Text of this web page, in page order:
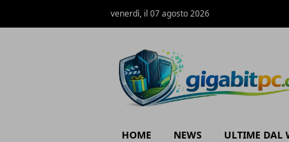
venerdì, il 07 agosto 2026
HOME NEWS ULTIME DAL